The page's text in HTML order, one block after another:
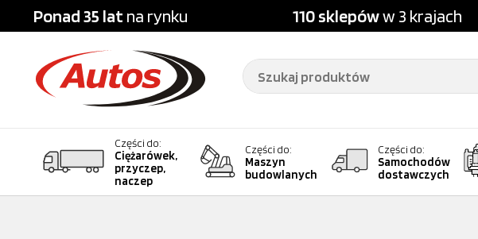
Ponad 35 lat na rynku 110 sklepóww 3 krajach
Części do:
Ciężarówek,
przyczep,
naczep
Części do:
Maszyn
budowlanych
Części do:
Samochodów
dostawczych